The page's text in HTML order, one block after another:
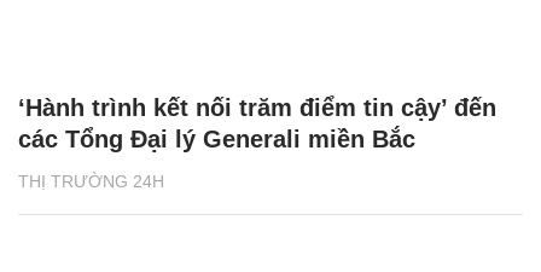
THỊ TRƯỜNG 24H
‘Hành trình kết nối trăm điểm tin cậy’ đến
các Tổng Đại lý Generali miền Bắc